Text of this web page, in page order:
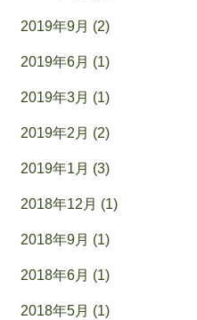
2019年9月 (2)
2019年6月 (1)
2019年3月 (1)
2019年2月 (2)
2019年1月 (3)
2018年12月 (1)
2018年9月 (1)
2018年6月 (1)
2018年5月 (1)